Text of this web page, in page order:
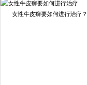
我要咨询 我要预约
女性牛皮癣要如何进行治疗？